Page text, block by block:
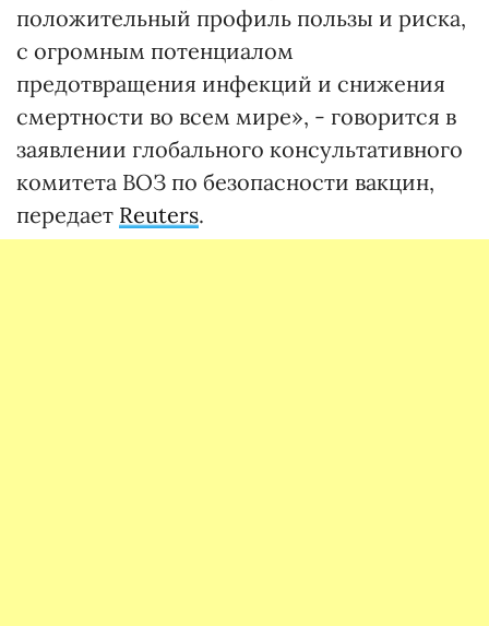
положительный профиль пользы и риска,
с огромным потенциалом
предотвращения инфекций и снижения
смертности во всем мире», - говорится в
заявлении глобального консультативного
комитета ВОЗ по безопасности вакцин,
передает Reuters.